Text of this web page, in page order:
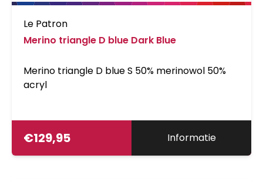
Le Patron
Merino triangle D blue Dark Blue
Merino triangle D blue S 50% merinowol 50%
acryl
€129,95 Informatie